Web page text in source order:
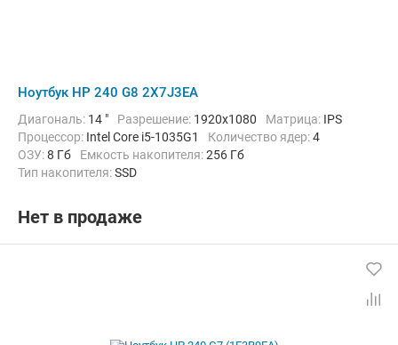
Ноутбук HP 240 G8 2X7J3EA
Диагональ: 14 " Разрешение: 1920x1080 Матрица: IPS
Процессор: Intel Core i5-1035G1 Количество ядер:4
ОЗУ:8 Гб Емкость накопителя:256 Гб
Тип накопителя:SSD
Операционная система:
Вес:1.52 кг
Нет в продаже